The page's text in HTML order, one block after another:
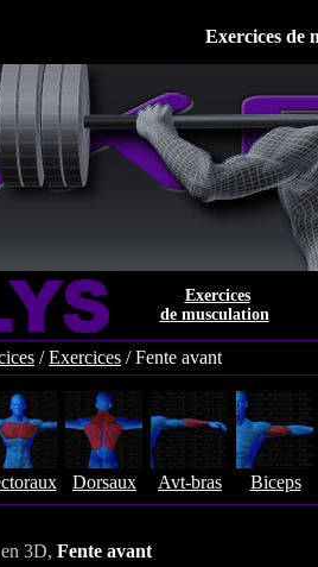
Exercices de
Exercices
de musculation
/Exercices /Fente avant
Dorsaux Avt-bras Biceps
3D, Fente avant